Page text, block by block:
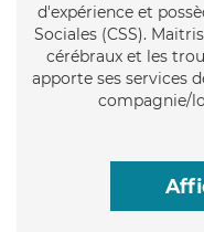
d'expérience et
Sociales (CSS).
cérébraux et les
apporte ses services
compagnie/